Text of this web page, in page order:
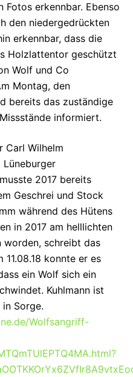
erkennbar. Ebenso
den niedergedrückten
erkennbar, dass die
Holzlattentor geschützt
Wolf und Co
Montag, den
bereits das zuständige
informiert.
Carl Wilhelm
Lüneburger
2017 bereits
Geschrei und Stock
während des Hütens
in 2017 am helllichten
worden, schreibt das
konnte er es
ein Wolf sich ein
Kuhlmann ist
Sorge.
Wolfsangriff-